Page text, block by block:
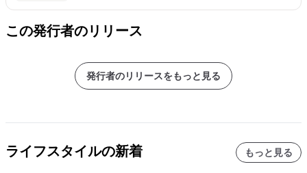
この発行者のリリース
発行者のリリースをもっと見る
ライフスタイルの新着 もっと見る